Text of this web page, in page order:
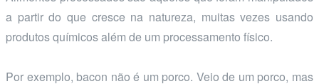
a partir do que cresce na natureza, muitas vezes usando
produtos químicos além de um processamento físico.
Por exemplo, bacon não é um porco. Veio de um porco, mas